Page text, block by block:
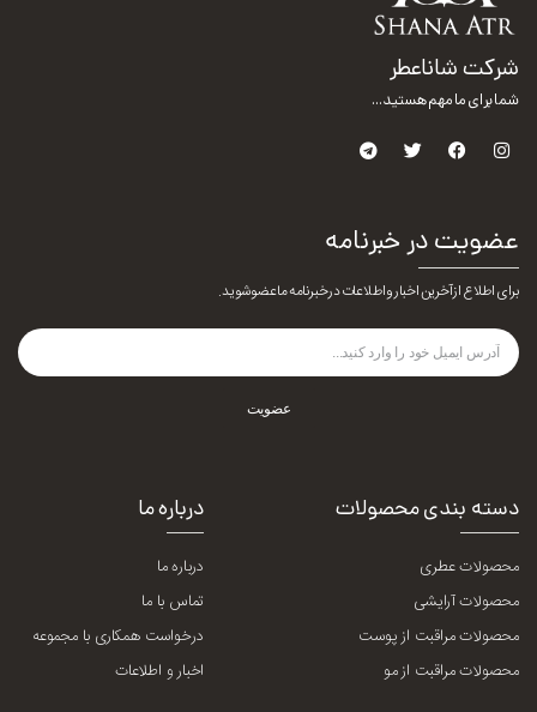
شرکت شاناعطر
شما برای ما مهم هستید...
دسته بندی محصولات
محصولات عطری
محصولات آرایشی
محصولات مراقبت از پوست
محصولات مراقبت از مو
درباره ما
درباره ما
تماس با ما
درخواست همکاری با مجموعه
اخبار و اطلاعات
عضویت در خبرنامه
برای اطلاع از آخرین اخبار و اطلاعات در خبرنامه ما عضو شوید.
عضویت